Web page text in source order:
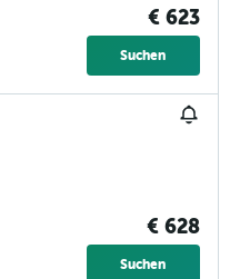
€ 623
Suchen
€ 628
Suchen